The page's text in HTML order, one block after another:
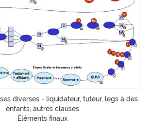
diverses - liquidateur, tuteur, legs à des
enfants, autres clauses
Éléments finaux